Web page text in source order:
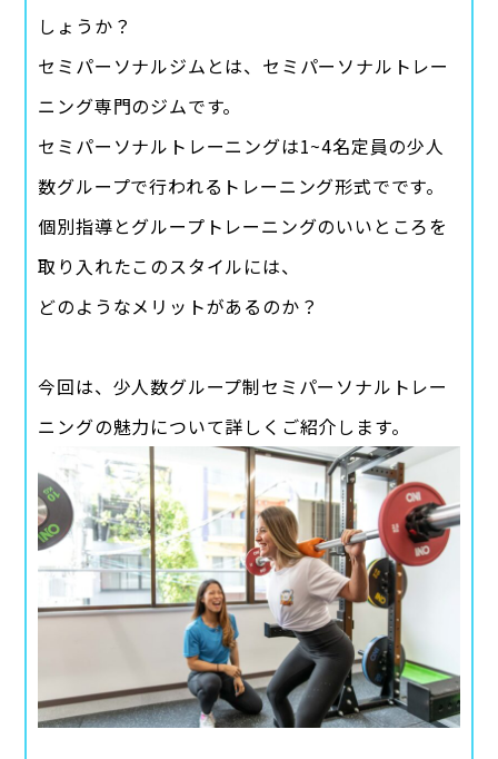
しょうか？
セミパーソナルジムとは、セミパーソナルトレー
ニング専門のジムです。
セミパーソナルトレーニングは1~4名定員の少人
数グループで行われるトレーニング形式でです。
個別指導とグループトレーニングのいいところを
取り入れたこのスタイルには、
どのようなメリットがあるのか？
今回は、少人数グループ制セミパーソナルトレー
ニングの魅力について詳しくご紹介します。